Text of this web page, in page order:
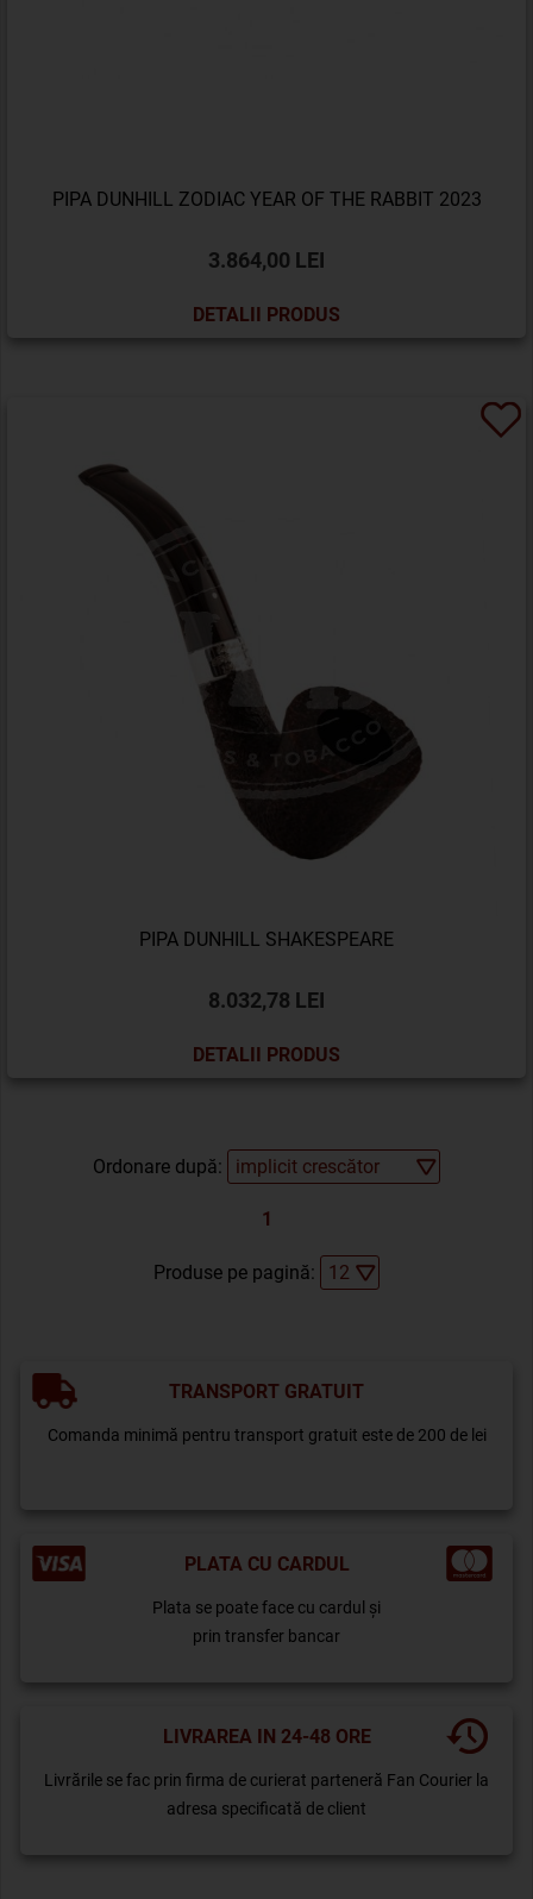
PIPA DUNHILL ZODIAC YEAR OF THE RABBIT 2023
3.864,00 LEI
DETALII PRODUS
PIPA DUNHILL SHAKESPEARE
8.032,78 LEI
DETALII PRODUS
Ordonare după:
1
Produse pe pagină:
TRANSPORT GRATUIT
Comanda minimă pentru transport gratuit este de 200 de lei
PLATA CU CARDUL
Plata se poate face cu cardul și
prin transfer bancar
LIVRAREA IN 24-48 ORE
Livrările se fac prin firma de curierat parteneră Fan Courier la
adresa specificată de client